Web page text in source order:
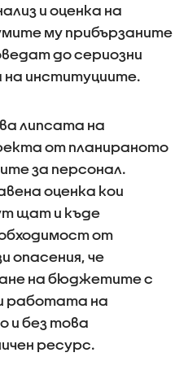
и оценка на
му прибързаните
до сериозни
институциите.
липсата на
от планираното
за персонал.
оценка кои
щат и къде
от
опасения, че
на бюджетите с
работата на
и без това
ресурс.